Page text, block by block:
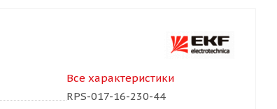
Все характеристики
RPS-017-16-230-44